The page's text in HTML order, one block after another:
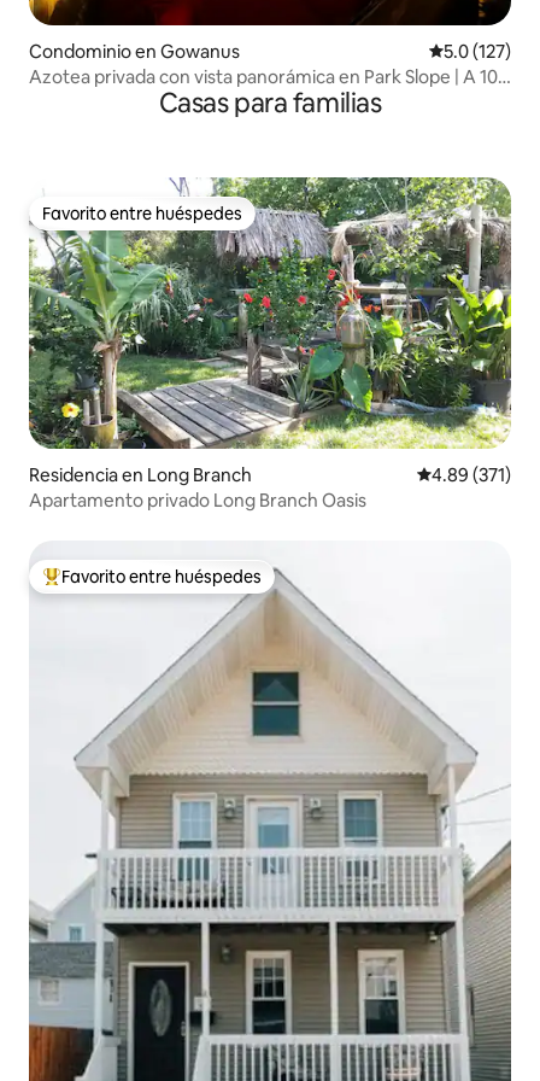
Condominio en Gowanus Calificación
5.0 (127)
Azotea privada con vista panorámica en Park Slope | A 10
minutos de la ciudad de Nueva York
Casas para familias
Favorito entre huéspedes
Favorito entre huéspedes
Residencia en Long Branch Calificación
4.89 (371)
Apartamento privado Long Branch Oasis
De los mejores en Favorito entre huéspedes
Favorito entre huéspedes